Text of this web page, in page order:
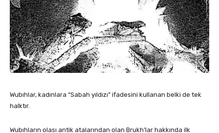
Wubıhlar, kadınlara “Sabah yıldızı” ifadesini kullanan belki de tek
halktır.
Wubıhların olası antik atalarından olan Brukh’lar hakkında ilk